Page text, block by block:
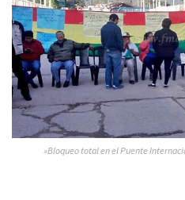
»Bloqueo total en el Puente